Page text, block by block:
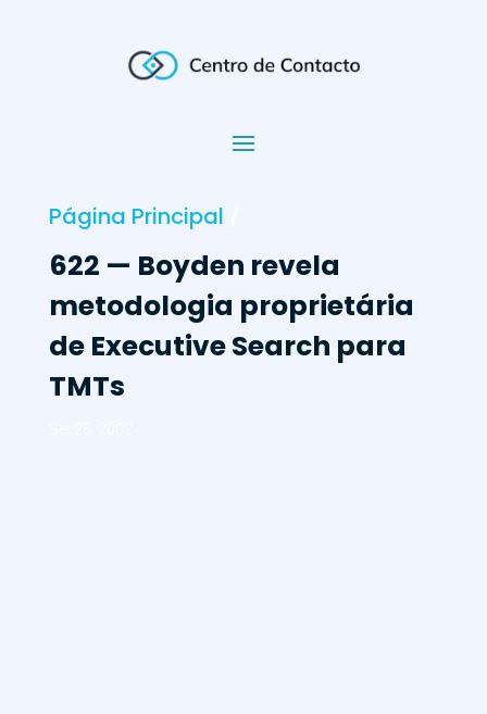
Página Principal
622 — Boyden revela
metodologia proprietária
de Executive Search para
TMTs